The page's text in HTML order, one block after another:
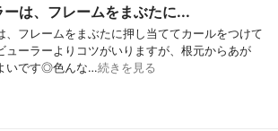
ーは、フレームをまぶたに...
、フレームをまぶたに押し当ててカールをつけて
ューラーよりコツがいりますが、根元からあが
いです◎色んな…続きを見る